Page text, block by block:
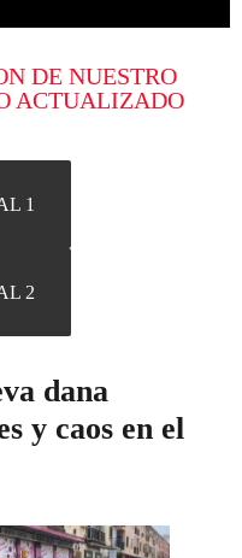
DE NUESTRO
ACTUALIZADO
1
2
dana
y caos en el